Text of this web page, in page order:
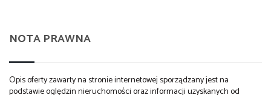
NOTA PRAWNA
Opis oferty zawarty na stronie internetowej sporządzany jest na
podstawie oględzin nieruchomości oraz informacji uzyskanych od